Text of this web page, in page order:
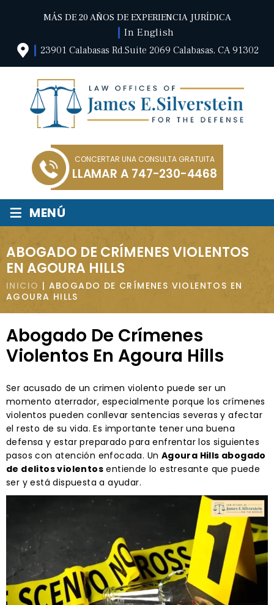
MÁS DE 20 AÑOS DE EXPERIENCIA JURÍDICA
In English
23901 Calabasas Rd.Suite 2069 Calabasas, CA 91302
CONCERTAR UNA CONSULTA GRATUITA
LLAMAR A 747-230-4468
≡ MENÚ
ABOGADO DE CRÍMENES VIOLENTOS
EN AGOURA HILLS
INICIO | ABOGADO DE CRÍMENES VIOLENTOS EN
AGOURA HILLS
Abogado De Crímenes
Violentos En Agoura Hills
Ser acusado de un crimen violento puede ser un
momento aterrador, especialmente porque los crímenes
violentos pueden conllevar sentencias severas y afectar
el resto de su vida. Es importante tener una buena
defensa y estar preparado para enfrentar los siguientes
pasos con atención enfocada. Un Agoura Hills abogado
de delitos violentos entiende lo estresante que puede
ser y está dispuesta a ayudar.